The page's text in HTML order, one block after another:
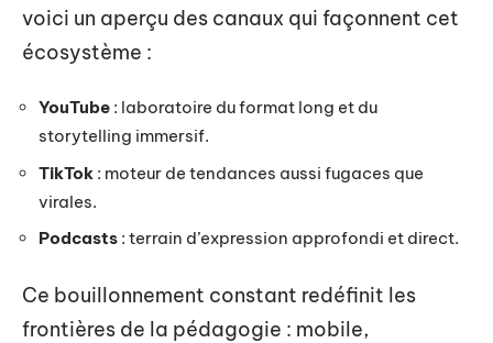
voici un aperçu des canaux qui façonnent cet
écosystème :
YouTube : laboratoire du format long et du
storytelling immersif.
TikTok : moteur de tendances aussi fugaces que
virales.
Podcasts : terrain d’expression approfondi et direct.
Ce bouillonnement constant redéfinit les
frontières de la pédagogie : mobile,